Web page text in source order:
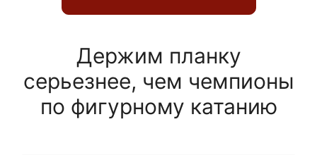
Держим планку
серьезнее, чем чемпионы
по фигурному катанию